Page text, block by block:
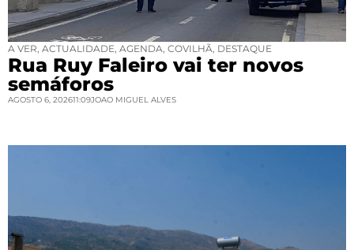
A VER ACTUALIDADE AGENDA COVILHÃ DESTAQUE
Rua Ruy Faleiro vai ter novos
semáforos
AGOSTO 6, 202611:09JOAO MIGUEL ALVES